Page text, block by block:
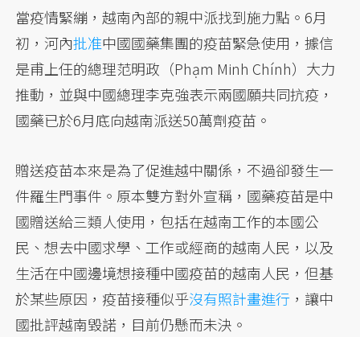
當疫情緊繃，越南內部的親中派找到施力點。6月
初，河內批准中國國藥集團的疫苗緊急使用，據信
是甫上任的總理范明政（Phạm Minh Chính）大力
推動，並與中國總理李克強表示兩國願共同抗疫，
國藥已於6月底向越南派送50萬劑疫苗。
贈送疫苗本來是為了促進越中關係，不過卻發生一
件羅生門事件。原本雙方對外宣稱，國藥疫苗是中
國贈送給三類人使用，包括在越南工作的本國公
民、想去中國求學、工作或經商的越南人民，以及
生活在中國邊境想接種中國疫苗的越南人民，但基
於某些原因，疫苗接種似乎沒有照計畫進行 ，讓中
國批評越南毀諾，目前仍懸而未決。